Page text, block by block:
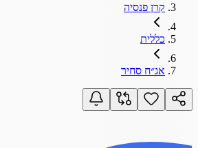
קרן פנסיה
כללית
אג״ח סחיר